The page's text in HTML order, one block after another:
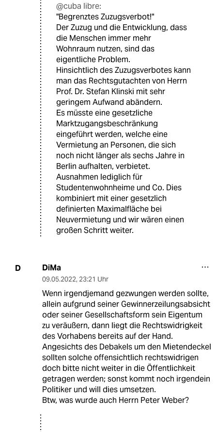
@cuba libre:
"Begrenztes Zuzugsverbot!"
Der Zuzug und die Entwicklung, dass
die Menschen immer mehr
Wohnraum nutzen, sind das
eigentliche Problem.
Hinsichtlich des Zuzugsverbotes kann
man das Rechtsgutachten von Herrn
Prof. Dr. Stefan Klinski mit sehr
geringem Aufwand abändern.
Es müsste eine gesetzliche
Marktzugangsbeschränkung
eingeführt werden, welche eine
Vermietung an Personen, die sich
noch nicht länger als sechs Jahre in
Berlin aufhalten, verbietet.
Ausnahmen lediglich für
Studentenwohnheime und Co. Dies
kombiniert mit einer gesetzlich
definierten Maximalfläche bei
Neuvermietung und wir wären einen
großen Schritt weiter.
D DiMa
09.05.2022, 23:21 Uhr
Wenn irgendjemand gezwungen werden sollte,
allein aufgrund seiner Gewinnerzeilungsabsicht
oder seiner Gesellschaftsform sein Eigentum
zu veräußern, dann liegt die Rechtswidrigkeit
des Vorhabens bereits auf der Hand.
Angesichts des Debakels um den Mietendeckel
sollten solche offensichtlich rechtswidrigen
doch bitte nicht weiter in die Öffentlichkeit
getragen werden; sonst kommt noch irgendein
Politiker und will dies umsetzen.
Btw, was wurde auch Herrn Peter Weber?